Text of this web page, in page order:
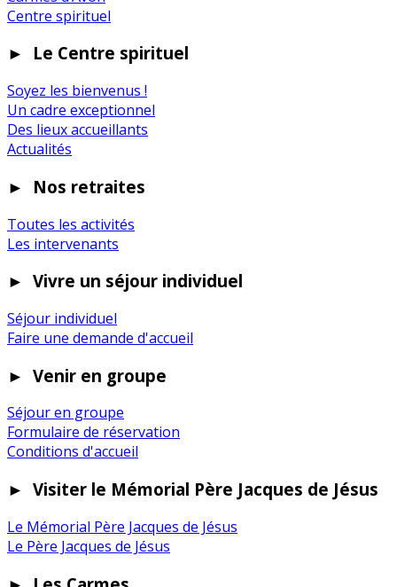
Centre spirituel
► Le Centre spirituel
Soyez les bienvenus !
Un cadre exceptionnel
Des lieux accueillants
Actualités
► Nos retraites
Toutes les activités
Les intervenants
► Vivre un séjour individuel
Séjour individuel
Faire une demande d'accueil
► Venir en groupe
Séjour en groupe
Formulaire de réservation
Conditions d'accueil
► Visiter le Mémorial Père Jacques de Jésus
Le Mémorial Père Jacques de Jésus
Le Père Jacques de Jésus